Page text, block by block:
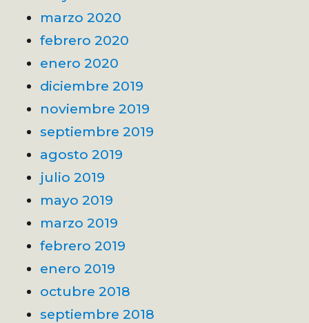
marzo 2020
febrero 2020
enero 2020
diciembre 2019
noviembre 2019
septiembre 2019
agosto 2019
julio 2019
mayo 2019
marzo 2019
febrero 2019
enero 2019
octubre 2018
septiembre 2018